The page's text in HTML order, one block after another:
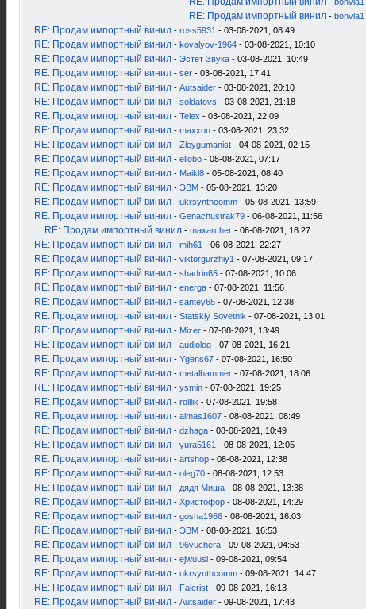
RE: Продам импортный винил - bonvla1
RE: Продам импортный винил - ross5931 - 03-08-2021, 08:49
RE: Продам импортный винил - kovalyov-1964 - 03-08-2021, 10:10
RE: Продам импортный винил - Эстет Звука - 03-08-2021, 10:49
RE: Продам импортный винил - ser - 03-08-2021, 17:41
RE: Продам импортный винил - Autsaider - 03-08-2021, 20:10
RE: Продам импортный винил - soldatovs - 03-08-2021, 21:18
RE: Продам импортный винил - Telex - 03-08-2021, 22:09
RE: Продам импортный винил - maxxon - 03-08-2021, 23:32
RE: Продам импортный винил - Zloygumanist - 04-08-2021, 02:15
RE: Продам импортный винил - ellobo - 05-08-2021, 07:17
RE: Продам импортный винил - Maikl8 - 05-08-2021, 08:40
RE: Продам импортный винил - ЭВМ - 05-08-2021, 13:20
RE: Продам импортный винил - ukrsynthcomm - 05-08-2021, 13:59
RE: Продам импортный винил - Genachustrak79 - 06-08-2021, 11:56
RE: Продам импортный винил - maxarcher - 06-08-2021, 18:27
RE: Продам импортный винил - mih61 - 06-08-2021, 22:27
RE: Продам импортный винил - viktorgurzhiy1 - 07-08-2021, 09:17
RE: Продам импортный винил - shadrin65 - 07-08-2021, 10:06
RE: Продам импортный винил - energa - 07-08-2021, 11:56
RE: Продам импортный винил - santey65 - 07-08-2021, 12:38
RE: Продам импортный винил - Statskiy Sovetnik - 07-08-2021, 13:01
RE: Продам импортный винил - Mizer - 07-08-2021, 13:49
RE: Продам импортный винил - audiolog - 07-08-2021, 16:21
RE: Продам импортный винил - Ygens67 - 07-08-2021, 16:50
RE: Продам импортный винил - metalhammer - 07-08-2021, 18:06
RE: Продам импортный винил - ysmin - 07-08-2021, 19:25
RE: Продам импортный винил - rolllik - 07-08-2021, 19:58
RE: Продам импортный винил - almas1607 - 08-08-2021, 08:49
RE: Продам импортный винил - dzhaga - 08-08-2021, 10:49
RE: Продам импортный винил - yura5161 - 08-08-2021, 12:05
RE: Продам импортный винил - artshop - 08-08-2021, 12:38
RE: Продам импортный винил - oleg70 - 08-08-2021, 12:53
RE: Продам импортный винил - дядя Миша - 08-08-2021, 13:38
RE: Продам импортный винил - Христофор - 08-08-2021, 14:29
RE: Продам импортный винил - gosha1966 - 08-08-2021, 16:03
RE: Продам импортный винил - ЭВМ - 08-08-2021, 16:53
RE: Продам импортный винил - 96yuchera - 09-08-2021, 04:53
RE: Продам импортный винил - ejwuusl - 09-08-2021, 09:54
RE: Продам импортный винил - ukrsynthcomm - 09-08-2021, 14:47
RE: Продам импортный винил - Falerist - 09-08-2021, 16:13
RE: Продам импортный винил - Autsaider - 09-08-2021, 17:43